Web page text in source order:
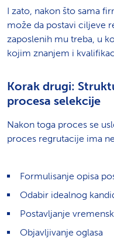
I zato, nakon što sama
može da postavi ciljeve
zaposlenih mu treba, u
kojim znanjem i
Korak drugi:
procesa selekcije
Nakon toga proces se
proces regrutacije ima
Formulisanje opisa
Odabir idealnog
Postavljanje
Objavljivanje oglasa